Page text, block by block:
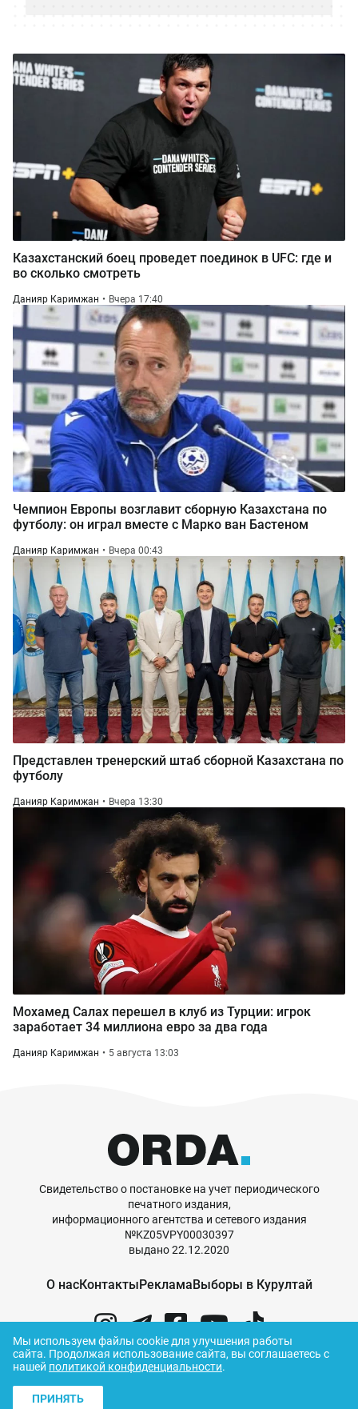
Казахстанский боец проведет поединок в UFC: где и
во сколько смотреть
Данияр Каримжан Вчера 17:40
Чемпион Европы возглавит сборную Казахстана по
футболу: он играл вместе с Марко ван Бастеном
Данияр Каримжан Вчера 00:43
Представлен тренерский штаб сборной Казахстана по
футболу
Данияр Каримжан Вчера 13:30
Мохамед Салах перешел в клуб из Турции: игрок
заработает 34 миллиона евро за два года
Данияр Каримжан 5 августа 13:03
Свидетельство о постановке на учет периодического
печатного издания,
информационного агентства и сетевого издания
№KZ05VPY00030397
выдано 22.12.2020
О насКонтактыРекламаВыборы в Курултай
© ORDA,2026.Правила использования
материалов
Мы используем файлы cookie для улучшения работы
сайта. Продолжая использование сайта, вы соглашаетесь с
нашей политикой конфиденциальности.
ПРИНЯТЬ